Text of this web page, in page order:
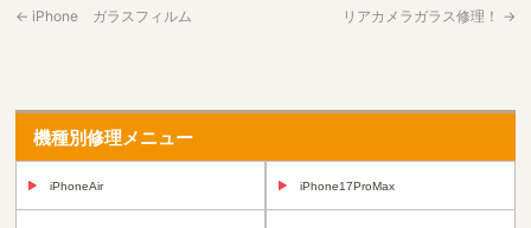
← iPhone ガラスフィルム リアカメラガラス修理！ →
機種別修理メニュー
iPhoneAir iPhone17ProMax